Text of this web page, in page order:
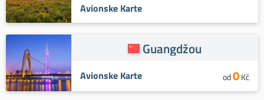
Avionske Karte
Guangdžou
Avionske Karte od0Kč